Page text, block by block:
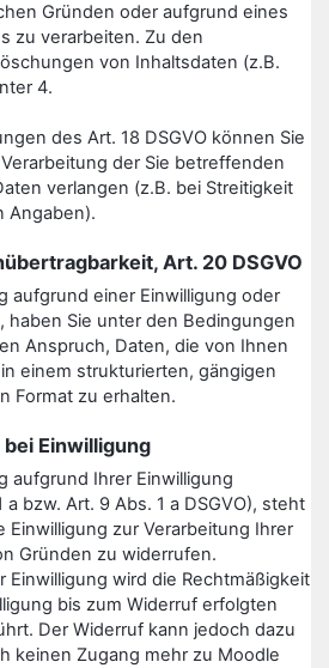
Gründen oder aufgrund eines
zu verarbeiten. Zu den
von Inhaltsdaten (z.B.
4.
des Art. 18 DSGVO können Sie
der Sie betreffenden
verlangen (z.B. bei Streitigkeit
Angaben).
Art. 20 DSGVO
aufgrund einer Einwilligung oder
haben Sie unter den Bedingungen
Anspruch, Daten, die von Ihnen
einem strukturierten, gängigen
Format zu erhalten.
Einwilligung
aufgrund Ihrer Einwilligung
bzw. Art. 9 Abs. 1 a DSGVO), steht
Einwilligung zur Verarbeitung Ihrer
Gründen zu widerrufen.
Einwilligung wird die Rechtmäßigkeit
bis zum Widerruf erfolgten
Der Widerruf kann jedoch dazu
keinen Zugang mehr zu Moodle